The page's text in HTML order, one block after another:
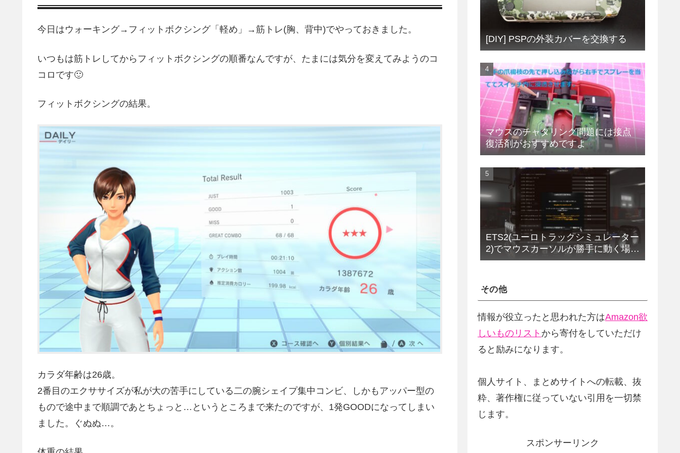
今日はウォーキング→フィットボクシング「軽め」→筋トレ(胸、背中)でやっておきました。
いつもは筋トレしてからフィットボクシングの順番なんですが、たまには気分を変えてみようのコ
コロです🙂
フィットボクシングの結果。
カラダ年齢は26歳。
2番目のエクササイズが私が大の苦手にしている二の腕シェイプ集中コンビ、しかもアッパー型の
もので途中まで順調であとちょっと…というところまで来たのですが、1発GOODになってしまい
ました。ぐぬぬ…。
[DIY] PSPの外装カバーを交換する
マウスのチャタリング問題には接点
復活剤がおすすめですよ
ETS2(ユーロトラックシミュレーター
2)でマウスカーソルが勝手に動く場合
の解決法(改定版)
その他
情報が役立ったと思われた方はAmazon欲
しいものリスト から寄付をしていただけ
ると励みになります。
個人サイト、まとめサイトへの転載、抜
粋、著作権に従っていない引用を一切禁
じます。
スポンサーリンク